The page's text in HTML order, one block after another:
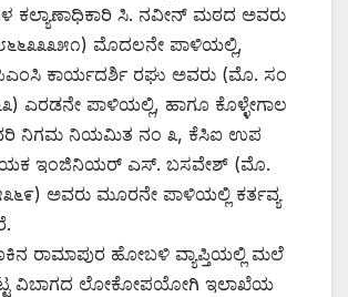
ಕಲ್ಯಾಣಾಧಿಕಾರಿ ಸಿ. ನವೀನ್ ಮಠದ ಅವರು
ಮೊದಲನೇ ಪಾಳಿಯಲ್ಲಿ,
ಕಾರ್ಯದರ್ಶಿ ರಘು ಅವರು (ಮೊ. ಸಂ
ಎರಡನೇ ಪಾಳಿಯಲ್ಲಿ, ಹಾಗೂ ಕೊಳ್ಳೇಗಾಲ
ನಿಗಮ ನಿಯಮಿತ ನಂ ೩, ಕೆಸಿಐ ಉಪ
ಇಂಜಿನಿಯರ್ ಎಸ್. ಬಸವೇಶ್ (ಮೊ.
ಅವರು ಮೂರನೇ ಪಾಳಿಯಲ್ಲಿ ಕರ್ತವ್ಯ
ರಾಮಾಪುರ ಹೋಬಳಿ ವ್ಯಾಪ್ತಿಯಲ್ಲಿ ಮಲೆ
ವಿಬಾಗದ ಲೋಕೋಪಯೋಗಿ ಇಲಾಖೆಯ